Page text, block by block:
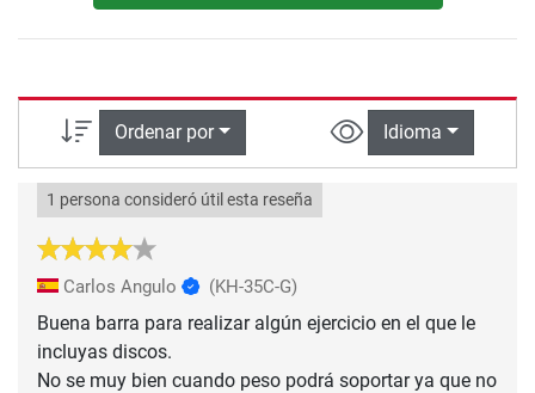
Ordenar por Idioma
1 persona consideró útil esta reseña
Carlos Angulo (KH-35C-G)
Buena barra para realizar algún ejercicio en el que le
incluyas discos.
No se muy bien cuando peso podrá soportar ya que no